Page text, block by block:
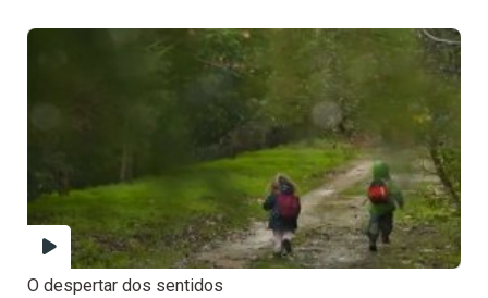
O despertar dos sentidos